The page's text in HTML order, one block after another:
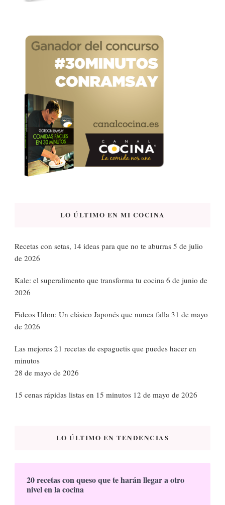
LO ÚLTIMO EN MI COCINA
Recetas con setas, 14 ideas para que no te aburras 5 de julio
de 2026
Kale: el superalimento que transforma tu cocina 6 de junio de
2026
Fideos Udon: Un clásico Japonés que nunca falla 31 de mayo
de 2026
Las mejores 21 recetas de espaguetis que puedes hacer en
minutos
28 de mayo de 2026
15 cenas rápidas listas en 15 minutos 12 de mayo de 2026
LO ÚLTIMO EN TENDENCIAS
20 recetas con queso que te harán llegar a otro
nivel en la cocina